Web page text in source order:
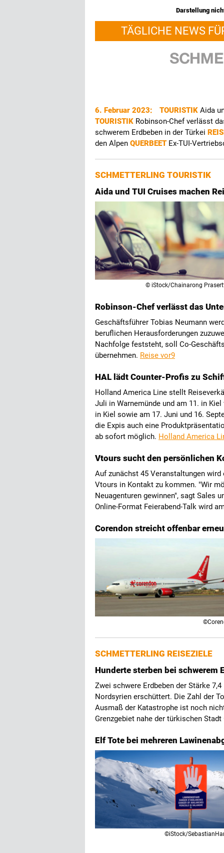
Darstellung
TÄGLICHE NEWS
6. Februar 2023: TOURISTIK Aida
TOURISTIK Robinson-Chef verlässt
schwerem Erdbeben in der Türkei
den Alpen QUERBEET Ex-TUI-
SCHMETTERLING TOURISTIK
Aida und TUI Cruises machen
© iStock/Chainarong
Robinson-Chef verlässt das
Geschäftsführer Tobias Neumann
beruflichen Herausforderungen
Nachfolge feststeht, soll Co-
übernehmen. Reise vor9
HAL lädt Counter-Profis zu
Holland America Line stellt
Juli in Warnemünde und am 11. in
in Kiel sowie am 17. Juni und 16.
die Expis auch eine
ab sofort möglich. Holland America
Vtours sucht den persönlichen
Auf zunächst 45 Veranstaltungen
Vtours in Kontakt zu kommen. "Wir
Neuagenturen gewinnen", sagt Sales
Online-Format Feierabend-Talk wird
Corendon streicht offenbar
SCHMETTERLING REISEZIELE
Hunderte sterben bei schwerem
Zwei schwere Erdbeben der Stärke
Nordsyrien erschüttert. Die Zahl der
Ausmaß der Katastrophe ist noch
Grenzgebiet nahe der türkischen
Elf Tote bei mehreren
©iStock/